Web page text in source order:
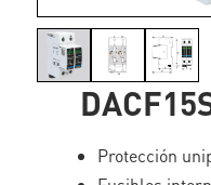
Protección